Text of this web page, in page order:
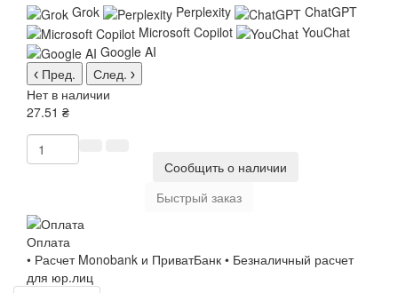
Grok Perplexity
ChatGPT
Microsoft Copilot
YouChat
Google AI
Пред.
След.
Нет в наличии
27.51 ₴
Сообщить о наличии
Быстрый заказ
Оплата
• Расчет Monobank и ПриватБанк • Безналичный расчет
для юр.лиц